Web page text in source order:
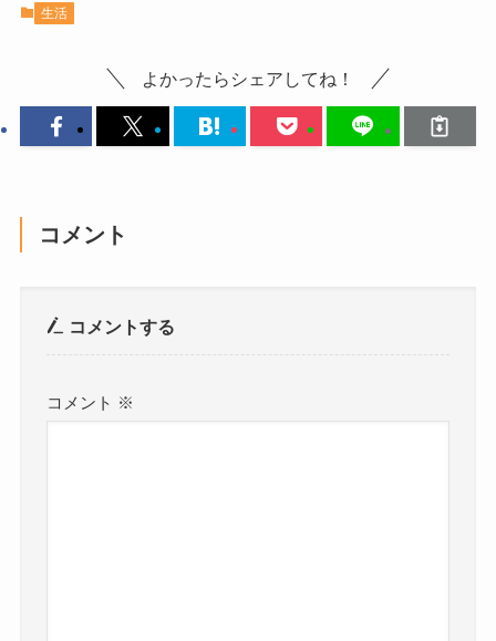
生活
よかったらシェアしてね！
コメント
コメントする
コメント ※